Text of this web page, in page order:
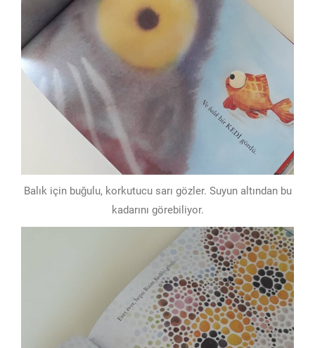
Balık için buğulu, korkutucu sarı gözler. Suyun altından bu
kadarını görebiliyor.